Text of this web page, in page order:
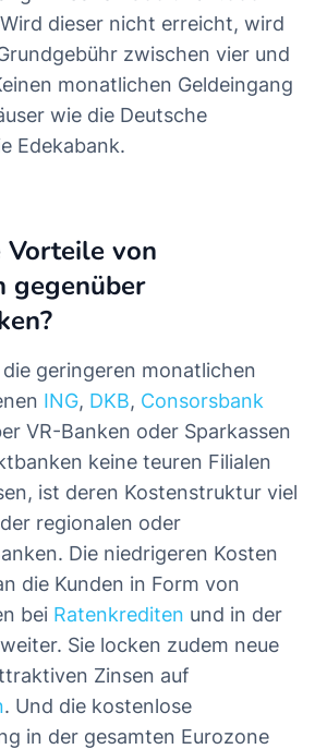
dieser nicht erreicht, wird
zwischen vier und
monatlichen Geldeingang
wie die Deutsche
Edekabank.
Vorteile von
gegenüber
geringeren monatlichen
ING, DKB, Consorsbank
VR-Banken oder Sparkassen
keine teuren Filialen
ist deren Kostenstruktur viel
regionalen oder
Die niedrigeren Kosten
die Kunden in Form von
bei Ratenkrediten und in der
weiter. Sie locken zudem neue
Zinsen auf
. Und die kostenlose
in der gesamten Eurozone